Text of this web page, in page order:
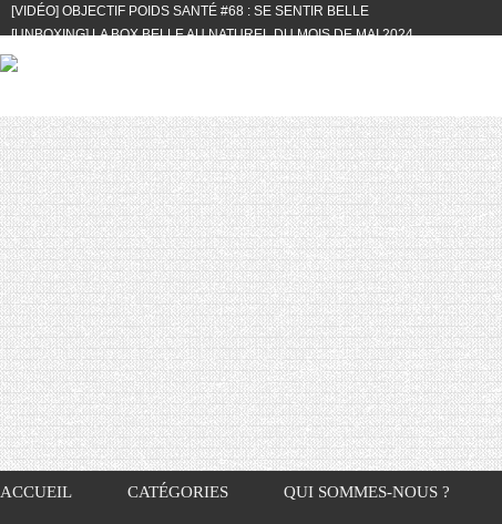
[VIDÉO] OBJECTIF POIDS SANTÉ #68 : SE SENTIR BELLE
[UNBOXING] LA BOX BELLE AU NATUREL DU MOIS DE MAI 2024
[VIDÉO] UNBOXING : LES MY LITTLE & BIOTYFULL BOX DU MOIS DE MAI 2024
[VIDÉO] QUITOQUE #10 : MEAL PREP & CONVIVIALITÉ
[VIDÉO] UNBOXING : LES MY LITTLE & BIOTYFULL BOX DU MOIS D’AVRIL
2024 FEAT. AKILA
[VIDÉO] OBJECTIF POIDS SANTÉ #67 : L’AVIS DES AUTRES, CE N’EST QUE LA
VIE DES AUTRES
[VIDÉO] UNBOXING : LES MY LITTLE & BIOTYFULL BOX DES MOIS DE
FÉVRIER ET MARS 2024 FEAT. AKILA
[VIDÉO] LA SÉLECTION DU MOIS #JANVIER2024
[VIDÉO] HELLOFRESH #34 : IDÉES RECETTES RISOTTO
ACCUEIL CATÉGORIES QUI SOMMES-NOUS ?